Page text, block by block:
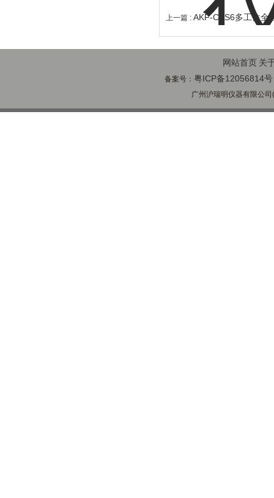
上一篇 : AKF-CAS6多工位全
网站首页 关
备案号： 粤ICP备12056814号
广州沪瑞明仪器有限公